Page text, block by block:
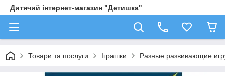
Дитячий інтернет-магазин "Детишка"
Товари та послуги Іграшки Разные развивающие